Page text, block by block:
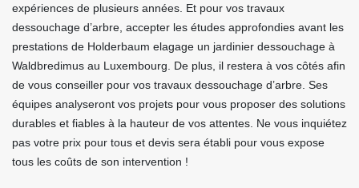
expériences de plusieurs années. Et pour vos travaux
dessouchage d’arbre, accepter les études approfondies avant les
prestations de Holderbaum elagage un jardinier dessouchage à
Waldbredimus au Luxembourg. De plus, il restera à vos côtés afin
de vous conseiller pour vos travaux dessouchage d’arbre. Ses
équipes analyseront vos projets pour vous proposer des solutions
durables et fiables à la hauteur de vos attentes. Ne vous inquiétez
pas votre prix pour tous et devis sera établi pour vous expose
tous les coûts de son intervention !